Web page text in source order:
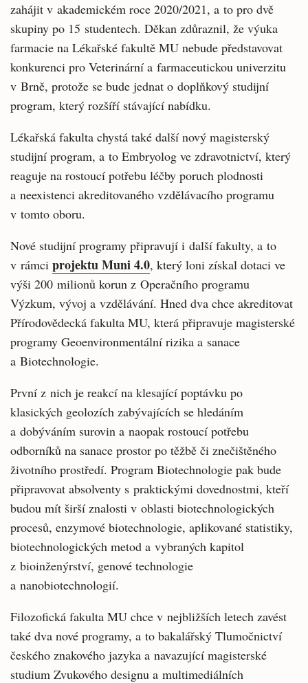
zahájit v akademickém roce 2020/2021, a to pro dvě
skupiny po 15 studentech. Děkan zdůraznil, že výuka
farmacie na Lékařské fakultě MU nebude představovat
konkurenci pro Veterinární a farmaceutickou univerzitu
v Brně, protože se bude jednat o doplňkový studijní
program, který rozšíří stávající nabídku.
Lékařská fakulta chystá také další nový magisterský
studijní program, a to Embryolog ve zdravotnictví, který
reaguje na rostoucí potřebu léčby poruch plodnosti
a neexistenci akreditovaného vzdělávacího programu
v tomto oboru.
Nové studijní programy připravují i další fakulty, a to
v rámci projektu Muni 4.0, který loni získal dotaci ve
výši 200 milionů korun z Operačního programu
Výzkum, vývoj a vzdělávání. Hned dva chce akreditovat
Přírodovědecká fakulta MU, která připravuje magisterské
programy Geoenvironmentální rizika a sanace
a Biotechnologie.
První z nich je reakcí na klesající poptávku po
klasických geolozích zabývajících se hledáním
a dobýváním surovin a naopak rostoucí potřebu
odborníků na sanace prostor po těžbě či znečištěného
životního prostředí. Program Biotechnologie pak bude
připravovat absolventy s praktickými dovednostmi, kteří
budou mít širší znalosti v oblasti biotechnologických
procesů, enzymové biotechnologie, aplikované statistiky,
biotechnologických metod a vybraných kapitol
z bioinženýrství, genové technologie
a nanobiotechnologií.
Filozofická fakulta MU chce v nejbližších letech zavést
také dva nové programy, a to bakalářský Tlumočnictví
českého znakového jazyka a navazující magisterské
studium Zvukového designu a multimediálních